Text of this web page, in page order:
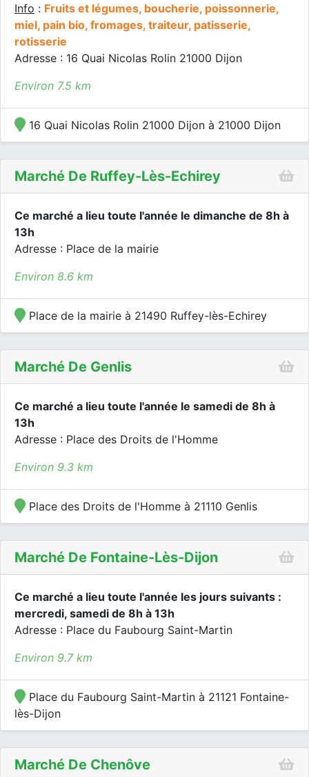
Info : Fruits et légumes, boucherie, poissonnerie,
miel, pain bio, fromages, traiteur, patisserie,
rotisserie
Adresse : 16 Quai Nicolas Rolin 21000 Dijon
Environ 7.5 km
16 Quai Nicolas Rolin 21000 Dijon à 21000 Dijon
Marché De Ruffey-Lès-Echirey
Ce marché a lieu toute l'année le dimanche de 8h à
13h
Adresse : Place de la mairie
Environ 8.6 km
Place de la mairie à 21490 Ruffey-lès-Echirey
Marché De Genlis
Ce marché a lieu toute l'année le samedi de 8h à
13h
Adresse : Place des Droits de l'Homme
Environ 9.3 km
Place des Droits de l'Homme à 21110 Genlis
Marché De Fontaine-Lès-Dijon
Ce marché a lieu toute l'année les jours suivants :
mercredi, samedi de 8h à 13h
Adresse : Place du Faubourg Saint-Martin
Environ 9.7 km
Place du Faubourg Saint-Martin à 21121 Fontaine-
lès-Dijon
Marché De Chenôve